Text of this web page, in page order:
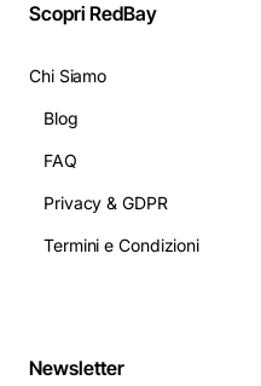
Scopri RedBay
Chi Siamo
Blog
FAQ
Privacy & GDPR
Termini e Condizioni
Newsletter